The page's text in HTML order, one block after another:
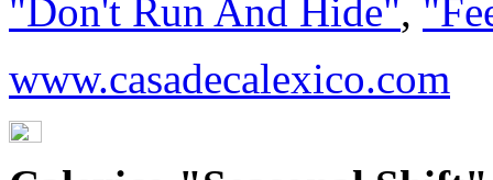
"Don't Run And Hide",
www.casadecalexico.com